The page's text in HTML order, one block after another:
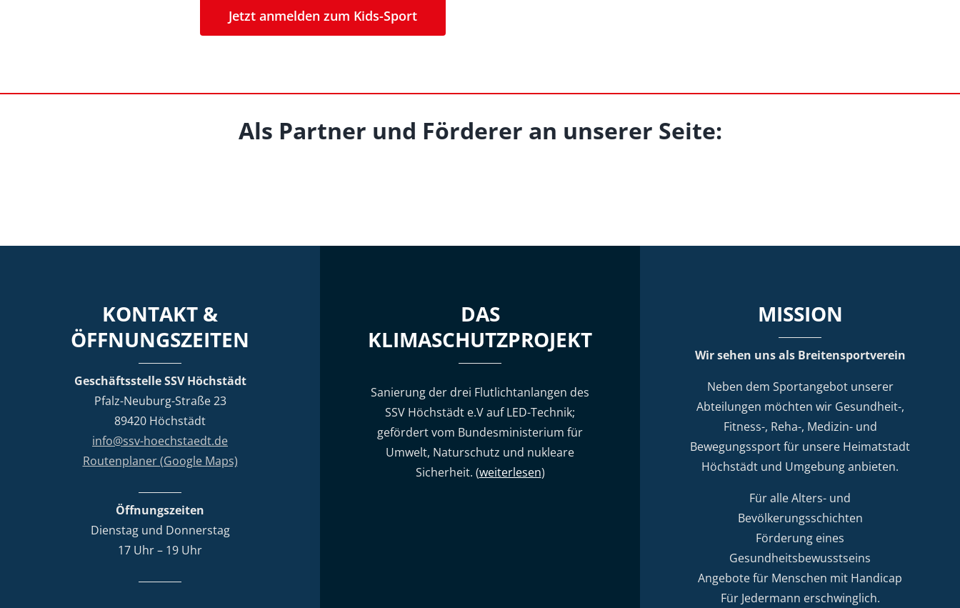
Jetzt anmelden zum Kids-Sport
Als Partner und Förderer an unserer Seite:
KONTAKT &
ÖFFNUNGSZEITEN
Geschäftsstelle SSV Höchstädt
Pfalz-Neuburg-Straße 23
89420 Höchstädt
info@ssv-hoechstaedt.de
Routenplaner (Google Maps)
Öffnungszeiten
Dienstag und Donnerstag
17 Uhr – 19 Uhr
DAS
KLIMASCHUTZPROJEKT
Sanierung der drei Flutlichtanlangen des
SSV Höchstädt e.V auf LED-Technik;
gefördert vom Bundesministerium für
Umwelt, Naturschutz und nukleare
Sicherheit. (weiterlesen)
MISSION
Wir sehen uns als Breitensportverein
Neben dem Sportangebot unserer
Abteilungen möchten wir Gesundheit-,
Fitness-, Reha-, Medizin- und
Bewegungssport für unsere Heimatstadt
Höchstädt und Umgebung anbieten.
Für alle Alters- und
Bevölkerungsschichten
Förderung eines
Gesundheitsbewusstseins
Angebote für Menschen mit Handicap
Für Jedermann erschwinglich.